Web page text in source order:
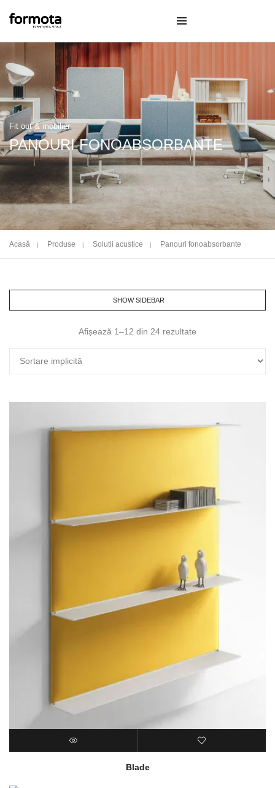
Fit out & mobilier
PANOURI FONOABSORBANTE
Acasă Produse Solutii acustice Panouri fonoabsorbante
SHOW SIDEBAR
Afișează 1–12 din 24 rezultate
Blade